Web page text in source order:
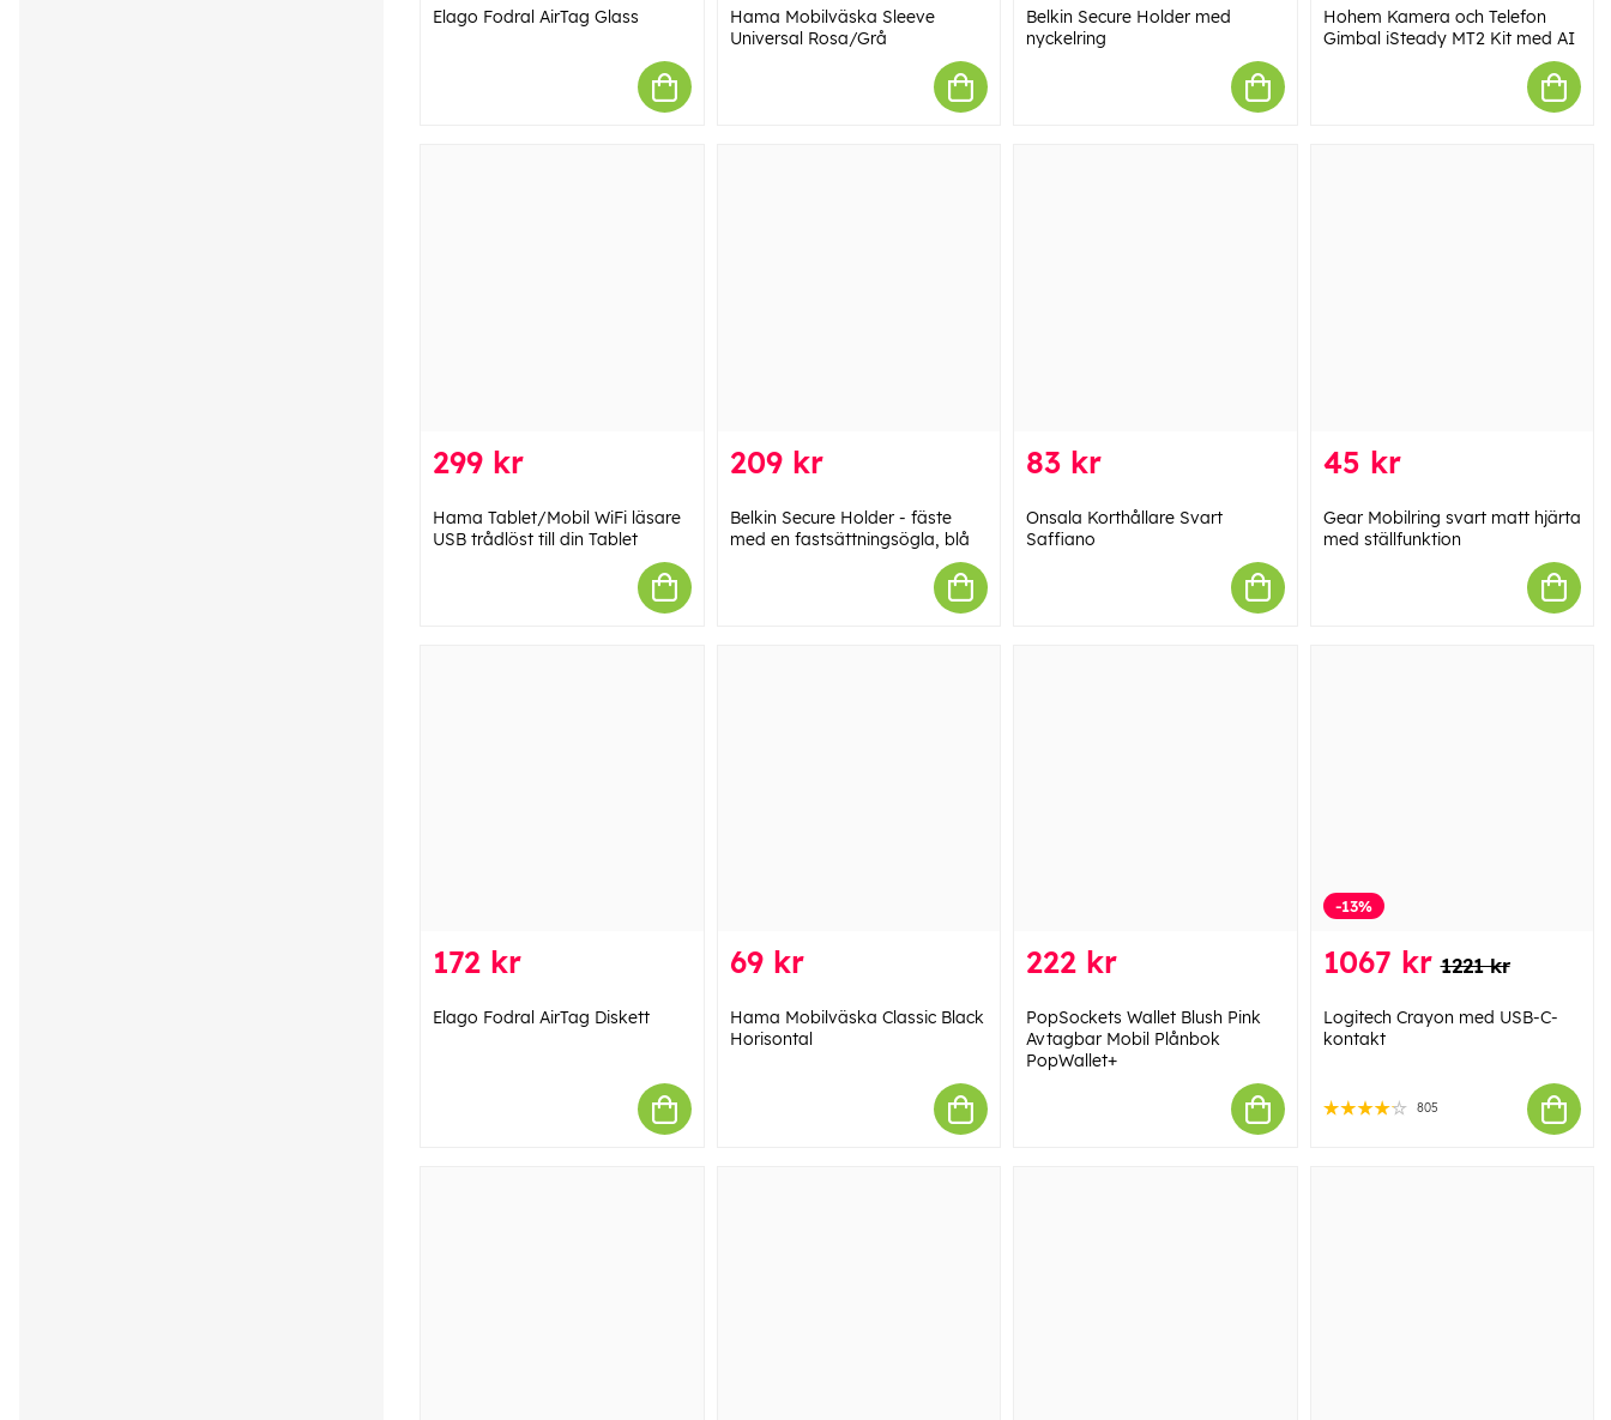
Elago Fodral AirTag Glass
Hama Mobilväska Sleeve
Universal Rosa/Grå
Belkin Secure Holder med
nyckelring
Hohem Kamera och Telefon
Gimbal iSteady MT2 Kit med AI
299 kr
Hama Tablet/Mobil WiFi läsare
USB trådlöst till din Tablet
209 kr
Belkin Secure Holder - fäste
med en fastsättningsögla, blå
83 kr
Onsala Korthållare Svart
Saffiano
45 kr
Gear Mobilring svart matt hjärta
med ställfunktion
172 kr
Elago Fodral AirTag Diskett
69 kr
Hama Mobilväska Classic Black
Horisontal
222 kr
PopSockets Wallet Blush Pink
Avtagbar Mobil Plånbok
PopWallet+
-13%
1067 kr 1221 kr
Logitech Crayon med USB-C-
kontakt
805